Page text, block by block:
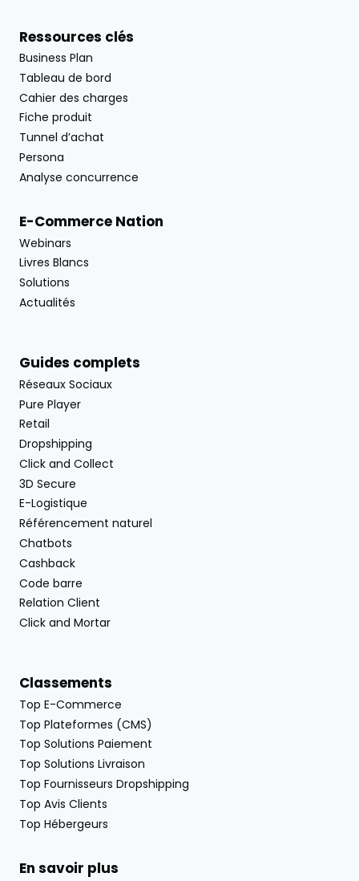
Ressources clés
Business Plan
Tableau de bord
Cahier des charges
Fiche produit
Tunnel d’achat
Persona
Analyse concurrence
E-Commerce Nation
Webinars
Livres Blancs
Solutions
Actualités
Guides complets
Réseaux Sociaux
Pure Player
Retail
Dropshipping
Click and Collect
3D Secure
E-Logistique
Référencement naturel
Chatbots
Cashback
Code barre
Relation Client
Click and Mortar
Classements
Top E-Commerce
Top Plateformes (CMS)
Top Solutions Paiement
Top Solutions Livraison
Top Fournisseurs Dropshipping
Top Avis Clients
Top Hébergeurs
En savoir plus